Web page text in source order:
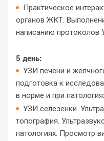
Практическое
органов ЖКТ.
написанию протоколов
5 день:
УЗИ печени и
подготовка к
в норме и при
УЗИ селезенки.
топография.
патологиях. Просмотр